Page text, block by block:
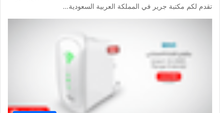
تقدم لكم مكتبة جرير في المملكة العربية السعودية…